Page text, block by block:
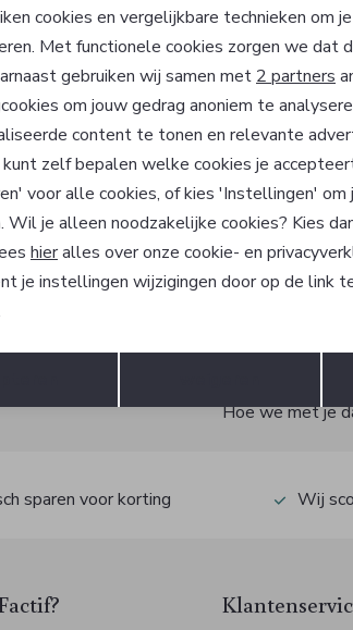
Rosemunde
Top
59,00
€5,- korting!
Hoe we met je
sparen voor korting Wij
cookies Marketing
Terug
cookies en vergelijkbare technieken om
Met functionele cookies zorgen we dat
gebruiken wij samen met 2 partners
om jouw gedrag anoniem te
content te tonen en relevante
kunt zelf bepalen welke cookies je
voor alle cookies, of kies 'Instellingen' om
Wil je alleen noodzakelijke cookies? Kies
hieralles over onze cookie- en
je instellingen wijzigingen door op de link